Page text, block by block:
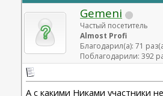
Gemeni
Частый посетитель
Almost Profi
Благодарил(а): 71
Поблагодарили: 392
А с какими Никами участники